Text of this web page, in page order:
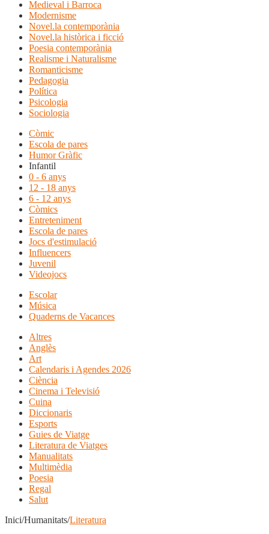
Medieval i Barroca
Modernisme
Novel.la contemporània
Novel.la històrica i ficció
Poesia contemporània
Realisme i Naturalisme
Romanticisme
Pedagogia
Política
Psicologia
Sociologia
Còmic
Escola de pares
Humor Gràfic
Infantil
0 - 6 anys
12 - 18 anys
6 - 12 anys
Còmics
Entreteniment
Escola de pares
Jocs d'estimulació
Influencers
Juvenil
Videojocs
Escolar
Música
Quaderns de Vacances
Altres
Anglès
Art
Calendaris i Agendes 2026
Ciència
Cinema i Televisió
Cuina
Diccionaris
Esports
Guies de Viatge
Literatura de Viatges
Manualitats
Multimèdia
Poesia
Regal
Salut
Inici/Humanitats/Literatura